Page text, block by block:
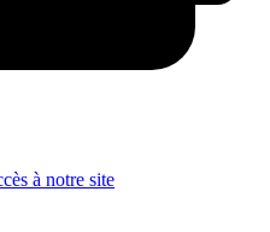
à notre site